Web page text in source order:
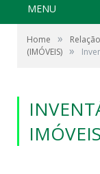
MENU
Home »
(IMÓVEIS) »